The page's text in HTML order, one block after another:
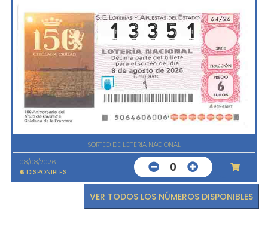
SORTEO DE LOTERIA NACIONAL
08/08/2026
6 DISPONIBLES 0
VER TODOS LOS NÚMEROS DISPONIBLES